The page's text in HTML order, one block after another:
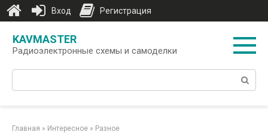
контенту
KAVMASTER
Радиоэлектронные схемы и самоделки
Поиск:
Главная » Интересное » Разное
Вход Регистрация